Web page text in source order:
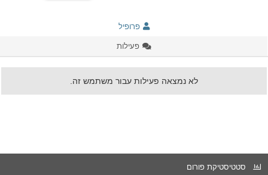
פרופיל
פעילות
לא נמצאה פעילות עבור משתמש זה.
סטטיסטיקת פורום